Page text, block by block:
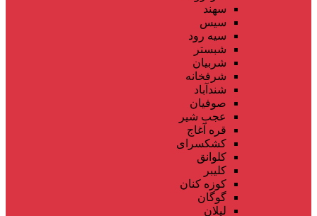
سهند
سیس
سیه رود
شبستر
شربیان
شرفخانه
شندآباد
صوفیان
عجب شیر
قره آغاج
کشکسرای
کلوانق
کلیبر
کوزه کنان
گوگان
لیلان